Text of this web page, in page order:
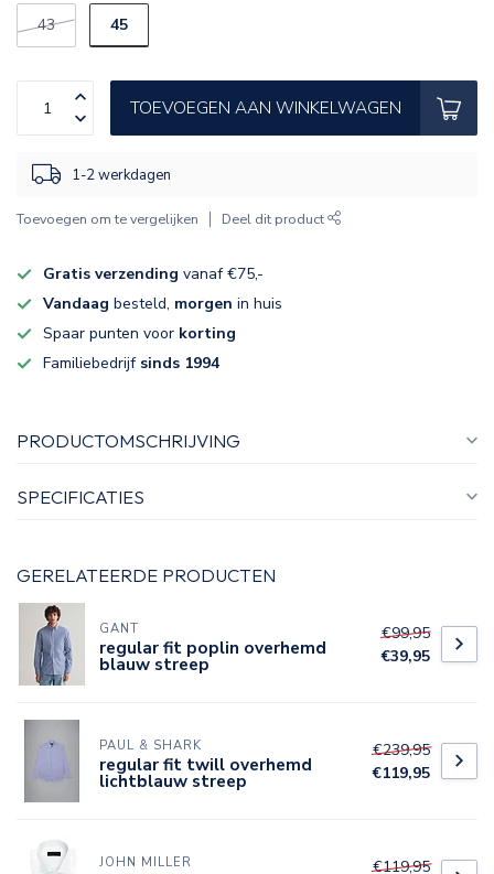
43 45
TOEVOEGEN AAN WINKELWAGEN
1-2 werkdagen
Toevoegen om te vergelijken Deel dit product
Gratis verzending vanaf €75,-
Vandaag besteld, morgen in huis
Spaar punten voor korting
Familiebedrijf sinds 1994
PRODUCTOMSCHRIJVING
SPECIFICATIES
GERELATEERDE PRODUCTEN
GANT
regular fit poplin overhemd
blauw streep
€99,95
€39,95
PAUL & SHARK
regular fit twill overhemd
lichtblauw streep
€239,95
€119,95
JOHN MILLER €119,95